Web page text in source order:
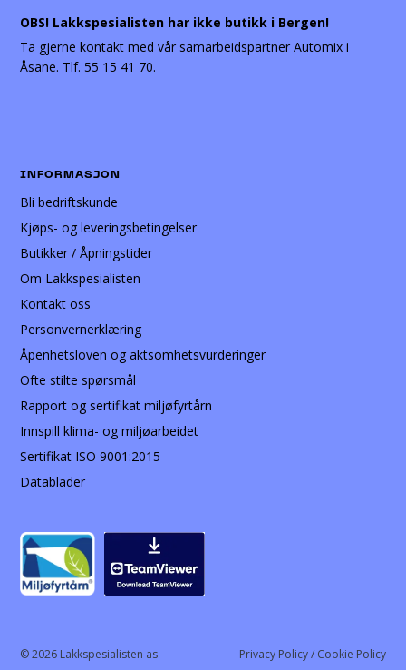
OBS! Lakkspesialisten har ikke butikk i Bergen!
Ta gjerne kontakt med vår samarbeidspartner Automix i
Åsane. Tlf. 55 15 41 70.
INFORMASJON
Bli bedriftskunde
Kjøps- og leveringsbetingelser
Butikker / Åpningstider
Om Lakkspesialisten
Kontakt oss
Personvernerklæring
Åpenhetsloven og aktsomhetsvurderinger
Ofte stilte spørsmål
Rapport og sertifikat miljøfyrtårn
Innspill klima- og miljøarbeidet
Sertifikat ISO 9001:2015
Datablader
© 2026 Lakkspesialisten as Privacy Policy / Cookie Policy